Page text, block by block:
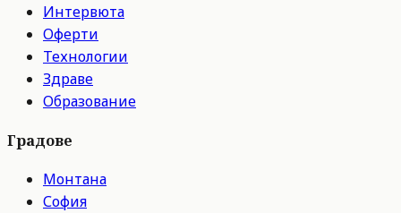
Интервюта
Оферти
Технологии
Здраве
Образование
Градове
Монтана
София